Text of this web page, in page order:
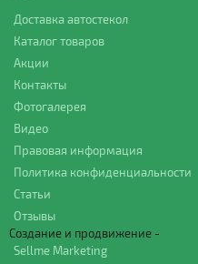
Доставка автостекол
Каталог товаров
Акции
Контакты
Фотогалерея
Видео
Правовая информация
Политика конфиденциальности
Статьи
Отзывы
Создание и продвижение -
Sellme Marketing